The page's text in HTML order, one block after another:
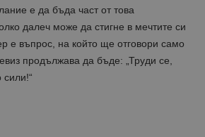
е да бъда част от това
далеч може да стигне в мечтите си
е въпрос, на който ще отговори само
продължава да бъде: „Труди се,
сили!“